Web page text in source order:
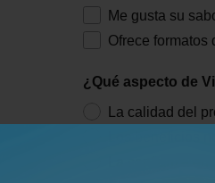
Me gusta su
Ofrece formatos
¿Qué aspecto de
La calidad del